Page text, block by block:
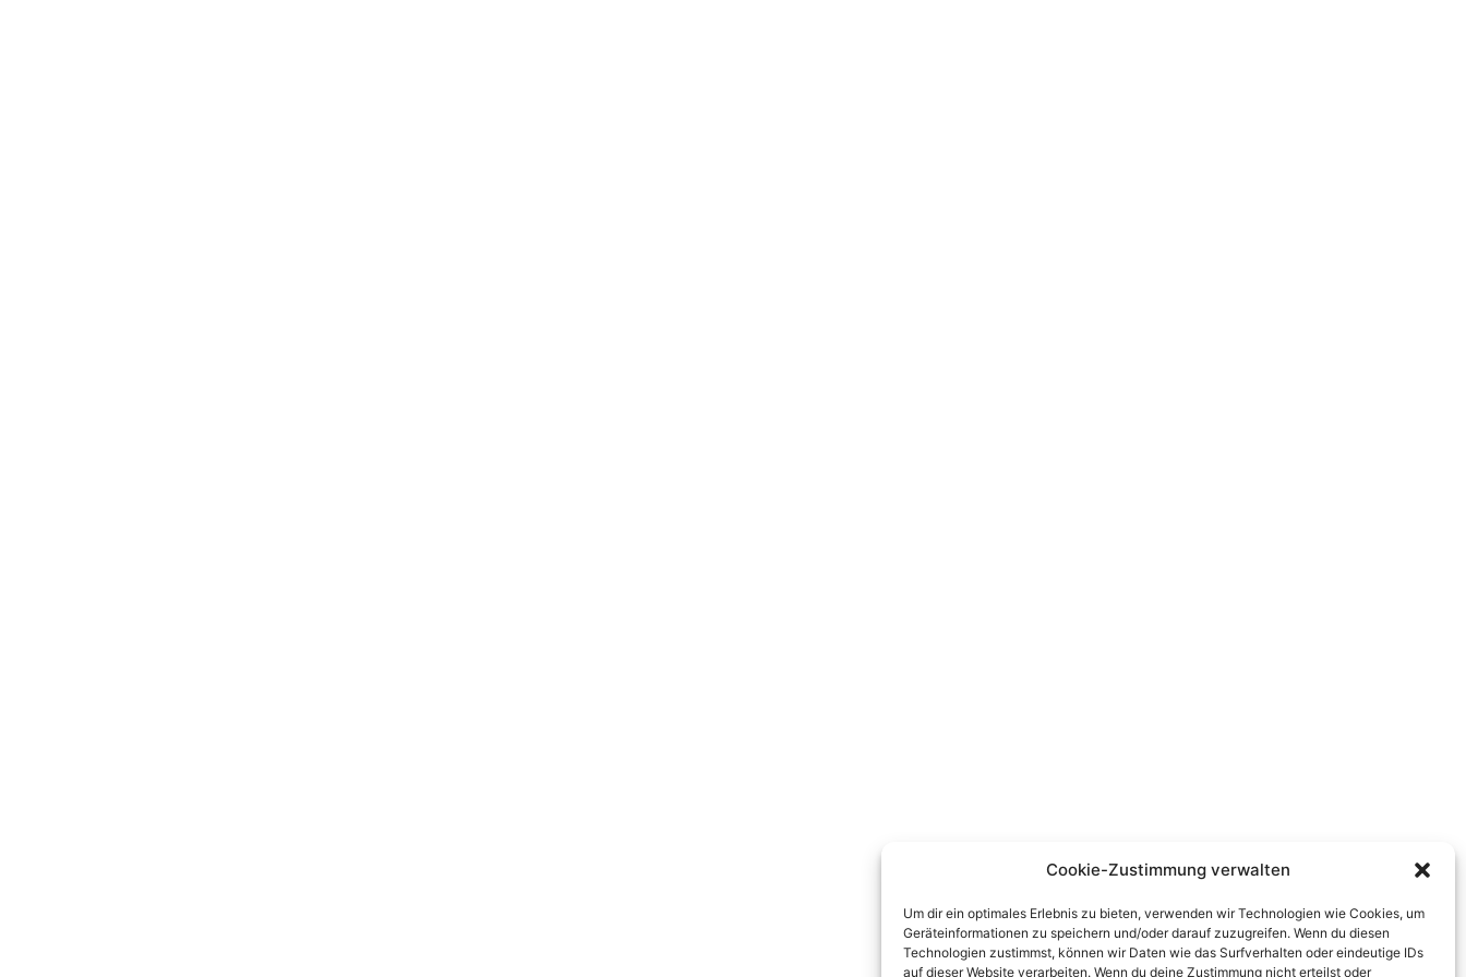
Cookie-Zustimmung verwalten
Um dir ein optimales Erlebnis zu bieten, verwenden wir Technologien wie Cookies, um
Geräteinformationen zu speichern und/oder darauf zuzugreifen. Wenn du diesen
Technologien zustimmst, können wir Daten wie das Surfverhalten oder eindeutige IDs
auf dieser Website verarbeiten. Wenn du deine Zustimmung nicht erteilst oder